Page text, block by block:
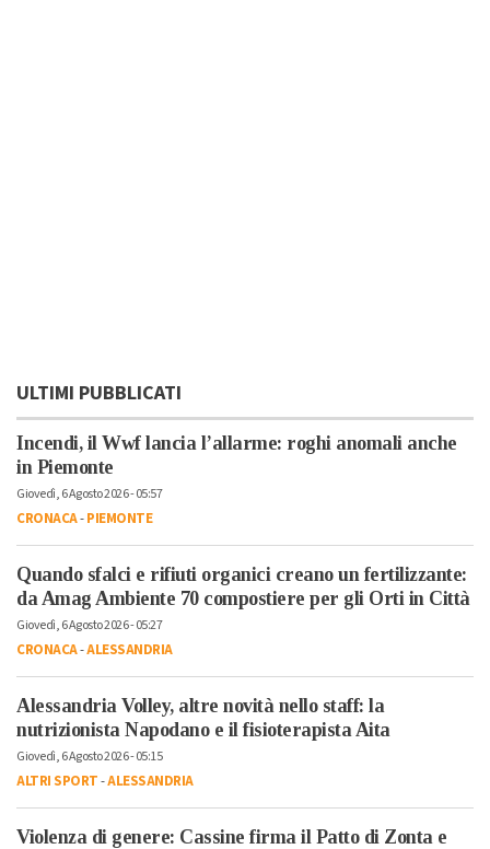
ULTIMI PUBBLICATI
Incendi, il Wwf lancia l’allarme: roghi anomali anche
in Piemonte
Giovedì, 6 Agosto 2026 - 05:57
CRONACA-PIEMONTE
Quando sfalci e rifiuti organici creano un fertilizzante:
da Amag Ambiente 70 compostiere per gli Orti in Città
Giovedì, 6 Agosto 2026 - 05:27
CRONACA-ALESSANDRIA
Alessandria Volley, altre novità nello staff: la
nutrizionista Napodano e il fisioterapista Aita
Giovedì, 6 Agosto 2026 - 05:15
ALTRI SPORT-ALESSANDRIA
Violenza di genere: Cassine firma il Patto di Zonta e